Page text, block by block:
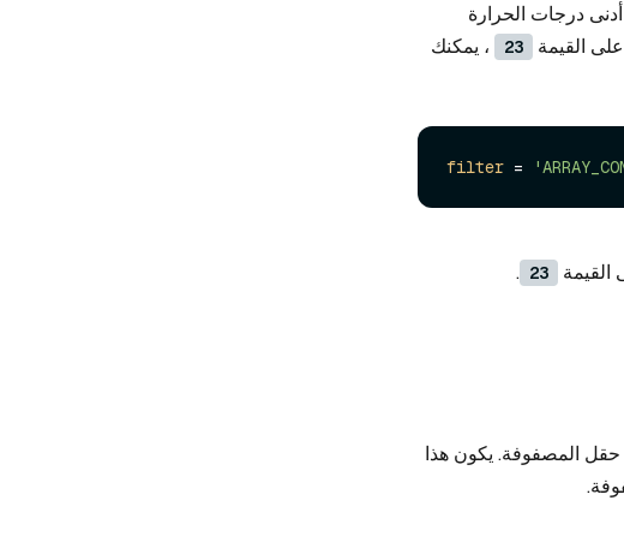
درجات الحرارة
القيمة
23
، يمكنك
filter =
القيمة 23
.
حقل المصفوفة. يكون هذا